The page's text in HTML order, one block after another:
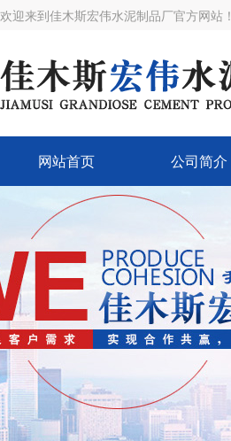
欢迎来到佳木斯宏伟水泥制品厂官方网站！
网站首页 公司简介